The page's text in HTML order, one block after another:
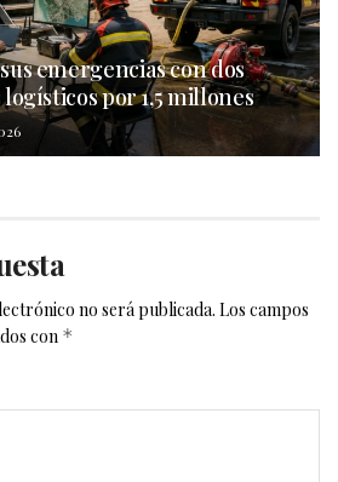
emergencias con dos
por 1,5 millones
no será publicada. Los campos
con *